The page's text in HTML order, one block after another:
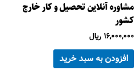
مشاوره آنلاین تحصیل و کار خارج
کشور
16,000,000 ﷼
افزودن به سبد خرید